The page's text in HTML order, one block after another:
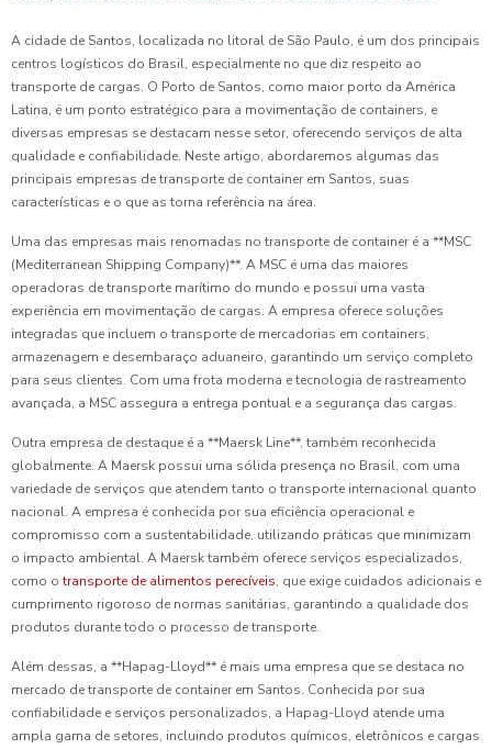
A cidade de Santos, localizada no litoral de São Paulo, é um dos principais
centros logísticos do Brasil, especialmente no que diz respeito ao
transporte de cargas. O Porto de Santos, como maior porto da América
Latina, é um ponto estratégico para a movimentação de containers, e
diversas empresas se destacam nesse setor, oferecendo serviços de alta
qualidade e confiabilidade. Neste artigo, abordaremos algumas das
principais empresas de transporte de container em Santos, suas
características e o que as torna referência na área.
Uma das empresas mais renomadas no transporte de container é a **MSC
(Mediterranean Shipping Company)**. A MSC é uma das maiores
operadoras de transporte marítimo do mundo e possui uma vasta
experiência em movimentação de cargas. A empresa oferece soluções
integradas que incluem o transporte de mercadorias em containers,
armazenagem e desembaraço aduaneiro, garantindo um serviço completo
para seus clientes. Com uma frota moderna e tecnologia de rastreamento
avançada, a MSC assegura a entrega pontual e a segurança das cargas.
Outra empresa de destaque é a **Maersk Line**, também reconhecida
globalmente. A Maersk possui uma sólida presença no Brasil, com uma
variedade de serviços que atendem tanto o transporte internacional quanto
nacional. A empresa é conhecida por sua eficiência operacional e
compromisso com a sustentabilidade, utilizando práticas que minimizam
o impacto ambiental. A Maersk também oferece serviços especializados,
como otransporte de alimentos perecíveis, que exige cuidados adicionais e
cumprimento rigoroso de normas sanitárias, garantindo a qualidade dos
produtos durante todo o processo de transporte.
Além dessas, a **Hapag-Lloyd** é mais uma empresa que se destaca no
mercado de transporte de container em Santos. Conhecida por sua
confiabilidade e serviços personalizados, a Hapag-Lloyd atende uma
ampla gama de setores, incluindo produtos químicos, eletrônicos e cargas